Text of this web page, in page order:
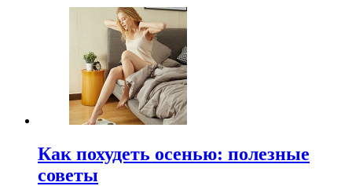
Как похудеть осенью: полезные
советы